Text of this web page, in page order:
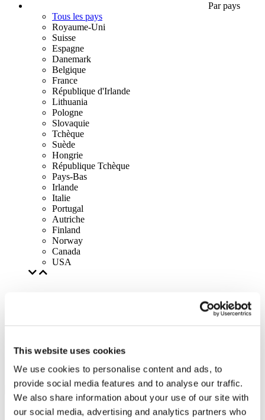
This website uses cookies
We use cookies to personalise content and ads, to
provide social media features and to analyse our traffic.
We also share information about your use of our site with
our social media, advertising and analytics partners who
Par pays
Tous les pays
Royaume-Uni
Suisse
Espagne
Danemark
Belgique
France
République d'Irlande
Lithuania
Pologne
Slovaquie
Tchèque
Suède
Hongrie
République Tchèque
Pays-Bas
Irlande
Italie
Portugal
Autriche
Finland
Norway
Canada
USA